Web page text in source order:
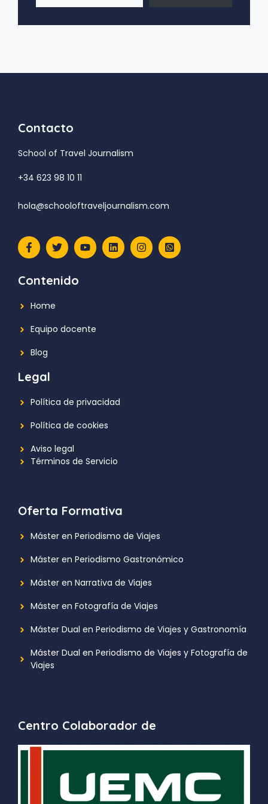
Contacto
School of Travel Journalism
+34 623 98 10 11
hola@schooloftraveljournalism.com
Contenido
Home
Equipo docente
Blog
Legal
Política de privacidad
Política de cookies
Aviso legal
Términos de Servicio
Oferta Formativa
Máster en Periodismo de Viajes
Máster en Periodismo Gastronómico
Máster en Narrativa de Viajes
Máster en Fotografía de Viajes
Máster Dual en Periodismo de Viajes y Gastronomía
Máster Dual en Periodismo de Viajes y Fotografía de
Viajes
Centro Colaborador de